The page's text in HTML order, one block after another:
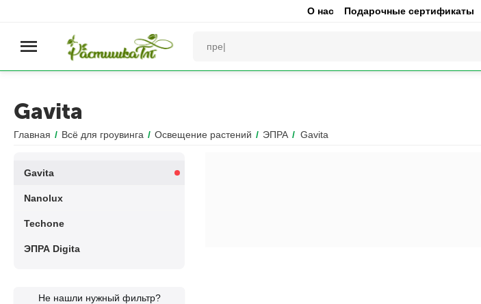
О нас Подарочные сертификаты
Gavita
Главная / Всё для гроувинга / Освещение растений / ЭПРА / Gavita
Gavita
Nanolux
Techone
ЭПРА Digita
Не нашли нужный фильтр?